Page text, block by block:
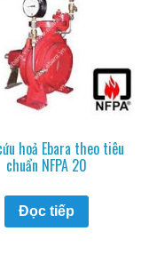
hoả Ebara theo tiêu
chuẩn NFPA 20
Đọc tiếp